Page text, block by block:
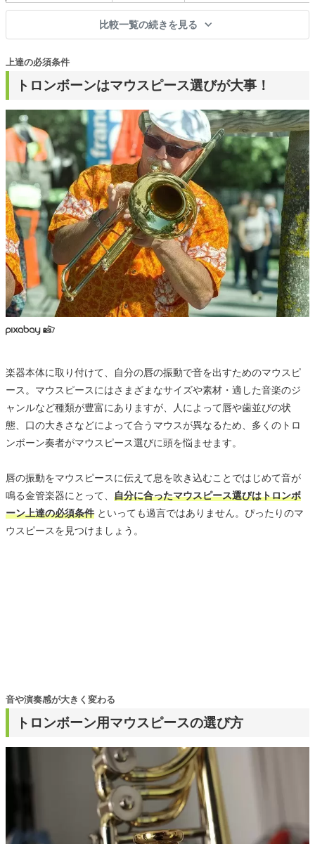
比較一覧の続きを見る
トロンボーンはマウスピース選びが大事！
上達の必須条件
楽器本体に取り付けて、自分の唇の振動で音を出すためのマウスピ
ース。マウスピースにはさまざまなサイズや素材・適した音楽のジ
ャンルなど種類が豊富にありますが、人によって唇や歯並びの状
態、口の大きさなどによって合うマウスが異なるため、多くのトロ
ンボーン奏者がマウスピース選びに頭を悩ませます。
唇の振動をマウスピースに伝えて息を吹き込むことではじめて音が
鳴る金管楽器にとって、 自分に合ったマウスピース選びはトロンボ
ーン上達の必須条件 といっても過言ではありません。ぴったりのマ
ウスピースを見つけましょう。
トロンボーン用マウスピースの選び方
音や演奏感が大きく変わる